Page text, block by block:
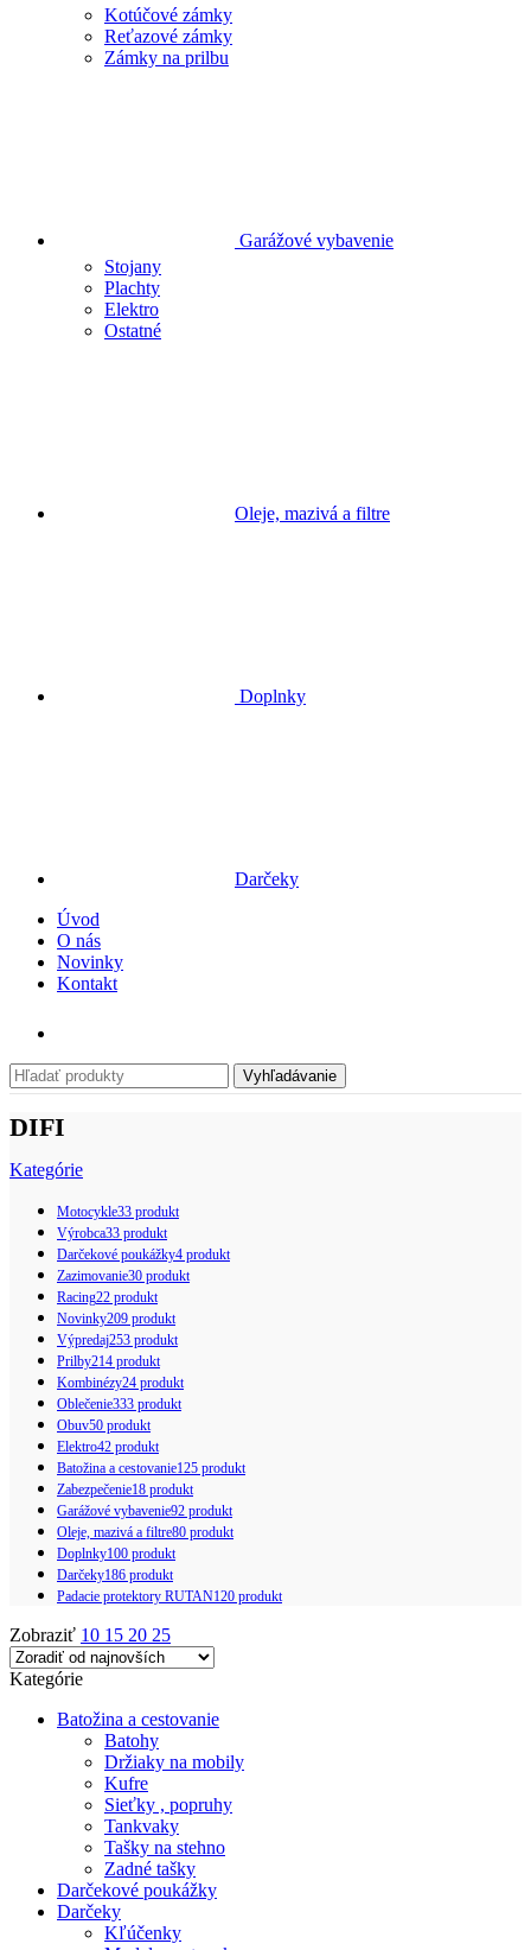
Kotúčové zámky
Reťazové zámky
Zámky na prilbu
Garážové vybavenie
Stojany
Plachty
Elektro
Ostatné
Oleje, mazivá a filtre
Doplnky
Darčeky
Úvod
O nás
Novinky
Kontakt
Vyhľadávanie
DIFI
Kategórie
Motocykle33 produkt
Výrobca33 produkt
Darčekové poukážky4 produkt
Zazimovanie30 produkt
Racing22 produkt
Novinky209 produkt
Výpredaj253 produkt
Prilby214 produkt
Kombinézy24 produkt
Oblečenie333 produkt
Obuv50 produkt
Elektro42 produkt
Batožina a cestovanie125 produkt
Zabezpečenie18 produkt
Garážové vybavenie92 produkt
Oleje, mazivá a filtre80 produkt
Doplnky100 produkt
Darčeky186 produkt
Padacie protektory RUTAN120 produkt
Zobraziť 10 15 20 25
Kategórie
Batožina a cestovanie
Batohy
Držiaky na mobily
Kufre
Sieťky , popruhy
Tankvaky
Tašky na stehno
Zadné tašky
Darčekové poukážky
Darčeky
Kľúčenky